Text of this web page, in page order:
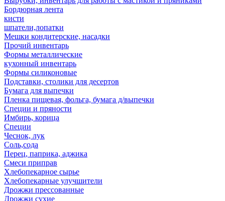
Бордюрная лента
кисти
шпатели,лопатки
Мешки кондитерские, насадки
Прочий инвентарь
Формы металлические
кухонный инвентарь
Формы силиконовые
Подставки, столики для десертов
Бумага для выпечки
Пленка пищевая, фольга, бумага д/выпечки
Специи и пряности
Имбирь, корица
Специи
Чеснок, лук
Соль,сода
Перец, паприка, аджика
Смеси приправ
Хлебопекарное сырье
Хлебопекарные улучшители
Дрожжи прессованные
Дрожжи сухие